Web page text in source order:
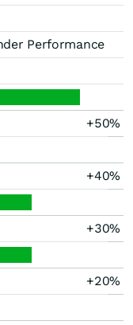
Performance
+50%
+40%
+30%
+20%